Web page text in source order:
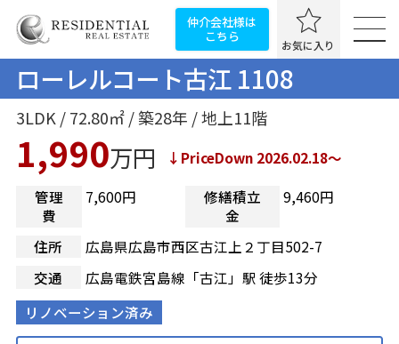
仲介会社様は
こちら
お気に入り
ローレルコート古江 1108
3LDK / 72.80㎡ / 築28年 / 地上11階
1,990万円 ↓PriceDown 2026.02.18～
管理
費
7,600円
修繕積立
金
9,460円
住所
広島県広島市西区古江上２丁目502-7
交通
広島電鉄宮島線「古江」駅 徒歩13分
リノベーション済み